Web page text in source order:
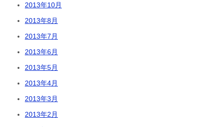
2013年10月
2013年8月
2013年7月
2013年6月
2013年5月
2013年4月
2013年3月
2013年2月